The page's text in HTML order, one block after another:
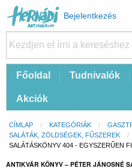
Felhasználói
fiók
menüje
Bejelentkezés
FőFőoldal Tudnivalók
Akciók
Morzsa
CÍMLAP KATEGÓRIÁK
SALÁTÁK, ZÖLDSÉGEK, FŰSZEREK
CURRENT:
SALÁTÁSKÖNYV 404 - EGYSZERŰEN
ANTIKVÁR KÖNYV – PÉTER JÁNOSNÉ